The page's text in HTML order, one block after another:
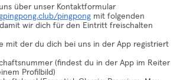
über unser Kontaktformular
pingpong mit folgenden
wir dich für den Eintritt freischalten
mit der du dich bei uns in der App registriert
(findest du in der App im Reiter
Profilbild)